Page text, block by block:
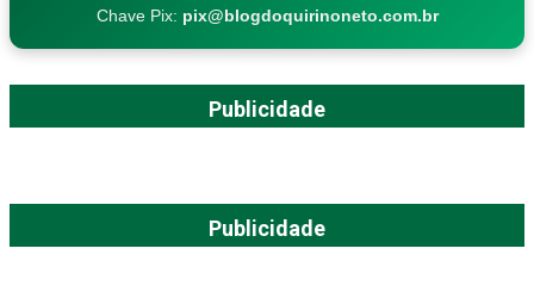
Chave Pix: pix@blogdoquirinoneto.com.br
Publicidade
Publicidade